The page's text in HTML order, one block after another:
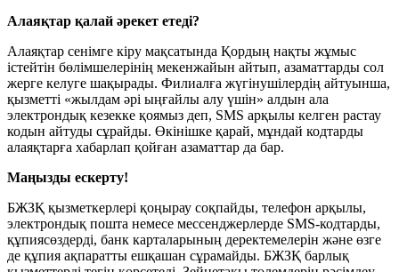
Алаяқтар қалай әрекет етеді?
Алаяқтар сенімге кіру мақсатында Қордың нақты жұмыс
істейтін бөлімшелерінің мекенжайын айтып, азаматтарды сол
жерге келуге шақырады. Филиалға жүгінушілердің айтуынша,
қызметті «жылдам әрі ыңғайлы алу үшін» алдын ала
электрондық кезекке қоямыз деп, SMS арқылы келген растау
кодын айтуды сұрайды. Өкінішке қарай, мұндай кодтарды
алаяқтарға хабарлап қойған азаматтар да бар.
Маңызды ескерту!
БЖЗҚ қызметкерлері қоңырау соқпайды, телефон арқылы,
электрондық пошта немесе мессенджерлерде SMS-кодтарды,
құпиясөздерді, банк карталарының деректемелерін және өзге
де құпия ақпаратты ешқашан сұрамайды. БЖЗҚ барлық